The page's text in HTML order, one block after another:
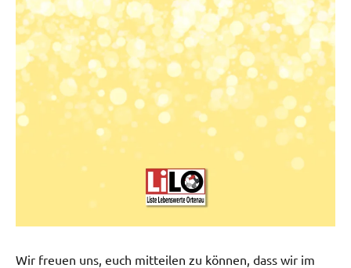
Wir freuen uns, euch mitteilen zu können, dass wir im